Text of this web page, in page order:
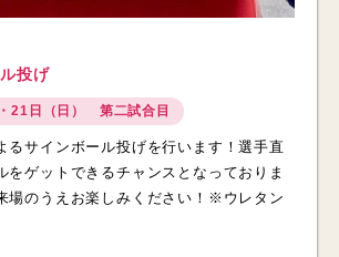
投げ
21日（日） 第二試合目
るサインボール投げを行います！選手直
をゲットできるチャンスとなっておりま
場のうえお楽しみください！※ウレタン